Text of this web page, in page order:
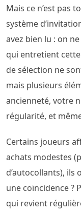
Mais ce n’est pas
système
avez bien lu : on ne
qui entretient
de sélection ne
mais plusieurs
ancienneté, votre
régularité, et
Certains joueurs
achats modestes
d’autocollants), ils
une coïncidence ?
qui revient